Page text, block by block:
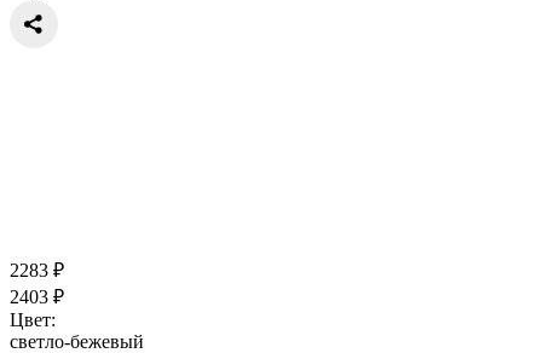
2283 ₽
2403 ₽
Цвет:
светло-бежевый